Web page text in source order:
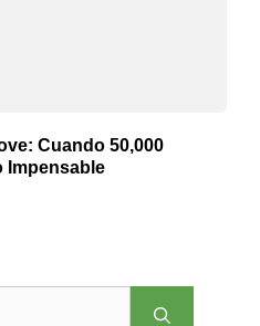
Cuando 50,000
Impensable